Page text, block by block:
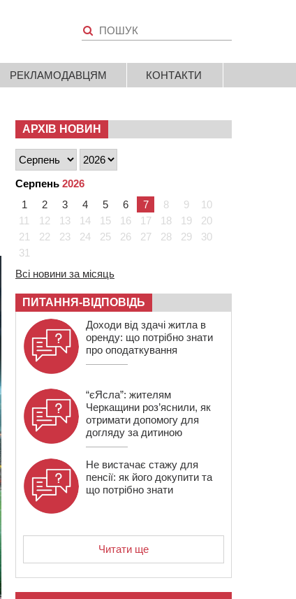
РЕКЛАМОДАВЦЯМ КОНТАКТИ
АРХІВ НОВИН
Серпень 2026
1
2 3 4 5 6 7 8 9
10
11
12 13 14 15 16 17 18 19
20
21
22 23 24 25 26 27 28 29
30
31
Всі новини за місяць
ПИТАННЯ-ВІДПОВІДЬ
Доходи від здачі житла в
оренду: що потрібно знати
про оподаткування
“єЯсла”: жителям
Черкащини роз’яснили, як
отримати допомогу для
догляду за дитиною
Не вистачає стажу для
пенсії: як його докупити та
що потрібно знати
Читати ще